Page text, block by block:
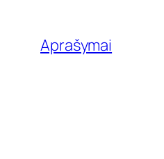
turinio
Aprašymai